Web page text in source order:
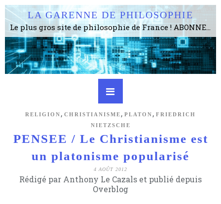
LA GARENNE DE PHILOSOPHIE
Le plus gros site de philosophie de France ! ABONNEZ-VOUS ! 4115 Articles, 1634 abonné·e·s, depuis 2006 . . . . . . . . 2 852 214 pages vues jusqu'à présent. Prestance et être apte à un plus grand nombre de choses.
RELIGION , CHRISTIANISME , PLATON , FRIEDRICH
NIETZSCHE
PENSEE / Le Christianisme est
un platonisme popularisé
4 AOÛT 2012
Rédigé par Anthony Le Cazals et publié depuis
Overblog